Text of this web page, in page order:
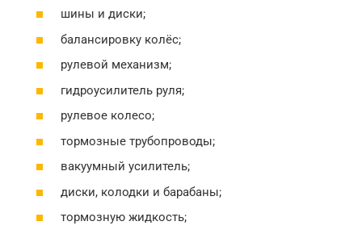
шины и диски;
балансировку колёс;
рулевой механизм;
гидроусилитель руля;
рулевое колесо;
тормозные трубопроводы;
вакуумный усилитель;
диски, колодки и барабаны;
тормозную жидкость;